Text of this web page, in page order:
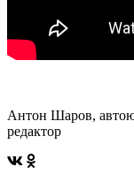
Антон Шаров,
редактор